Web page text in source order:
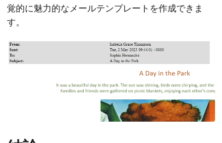
覚的に魅力的なメールテンプレートを作成できま
す。